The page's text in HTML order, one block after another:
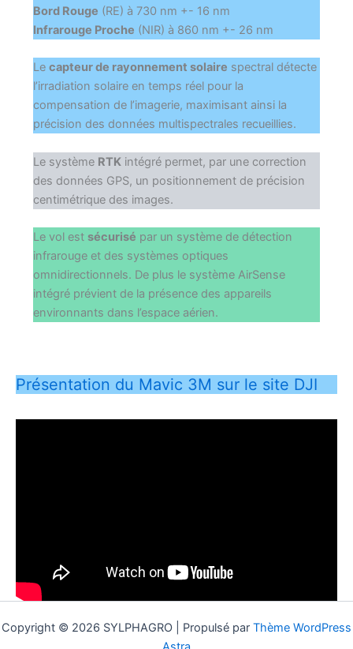
Bord Rouge (RE) à 730 nm +- 16 nm
Infrarouge Proche (NIR) à 860 nm +- 26 nm
Le capteur de rayonnement solaire spectral détecte
l’irradiation solaire en temps réel pour la
compensation de l’imagerie, maximisant ainsi la
précision des données multispectrales recueillies.
Le système RTKintégré permet, par une correction
des données GPS, un positionnement de précision
centimétrique des images.
Le vol est sécurisé par un système de détection
infrarouge et des systèmes optiques
omnidirectionnels. De plus le système AirSense
intégré prévient de la présence des appareils
environnants dans l’espace aérien.
Présentation du Mavic 3M sur le site DJI
Copyright © 2026 SYLPHAGRO | Propulsé par Thème WordPress